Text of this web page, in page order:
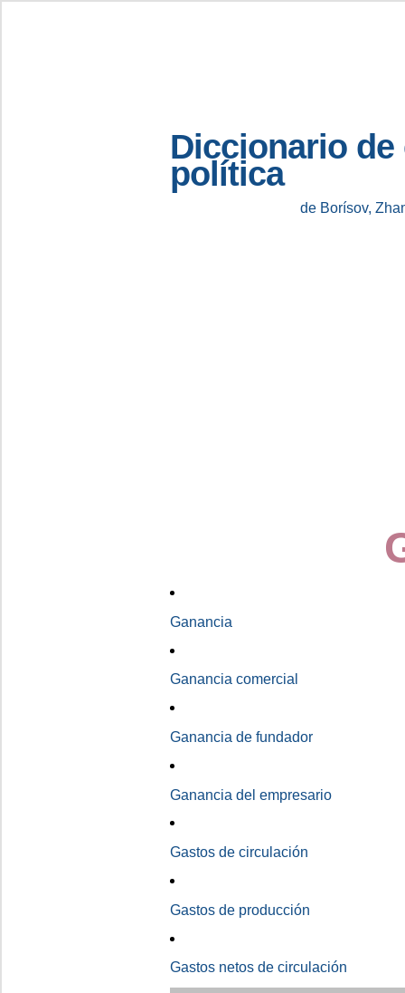
Diccionario de
política
de Borísov,
Ganancia
Ganancia comercial
Ganancia de fundador
Ganancia del empresario
Gastos de circulación
Gastos de producción
Gastos netos de circulación